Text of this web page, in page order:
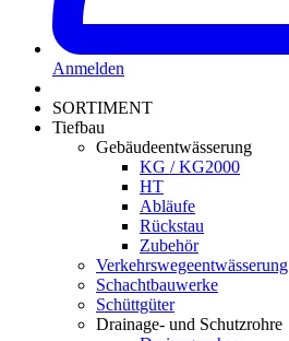
Anmelden
SORTIMENT
Tiefbau
Gebäudeentwässerung
KG / KG2000
HT
Abläufe
Rückstau
Zubehör
Verkehrswegeentwässerung
Schachtbauwerke
Schüttgüter
Drainage- und Schutzrohre